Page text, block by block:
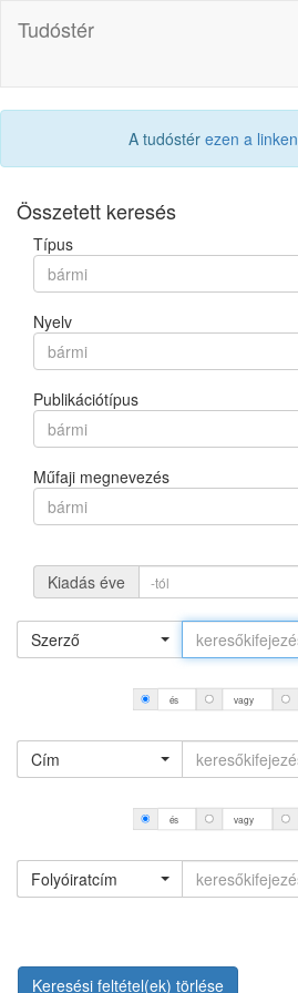
Tudóstér
A tudóstér ezen a linken
Összetett keresés
Típus
bármi
Nyelv
bármi
Publikációtípus
bármi
Műfaji megnevezés
bármi
Kiadás éve
Szerző
és vagy
Cím
és vagy
Folyóiratcím
Keresési feltétel(ek) törlése